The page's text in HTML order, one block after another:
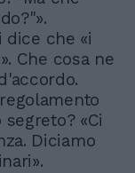
dice che «i
Che cosa ne
«Ci
Diciamo